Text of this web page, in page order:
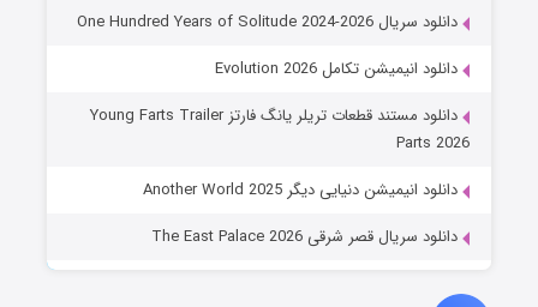
دانلود سریال One Hundred Years of Solitude 2024-2026
دانلود انیمیشن تکامل Evolution 2026
دانلود مستند قطعات تریلر یانگ فارتز Young Farts Trailer
Parts 2026
دانلود انیمیشن دنیایی دیگر Another World 2025
دانلود سریال قصر شرقی The East Palace 2026